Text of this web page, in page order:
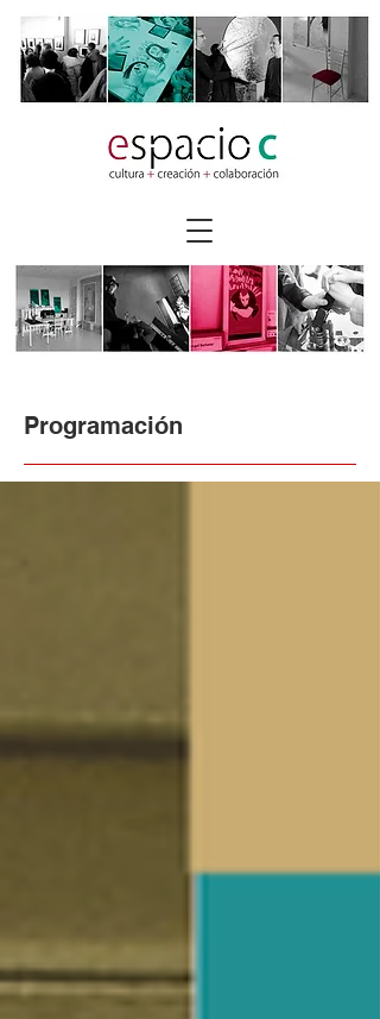
Programación